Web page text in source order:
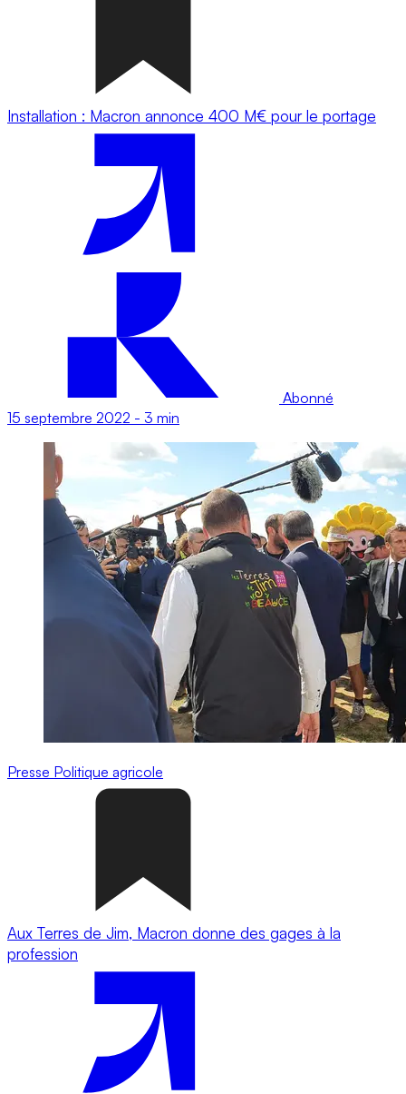
Installation : Macron annonce 400 M€ pour le portage
Abonné
15 septembre 2022 - 3 min
Presse Politique agricole
Aux Terres de Jim, Macron donne des gages à la
profession